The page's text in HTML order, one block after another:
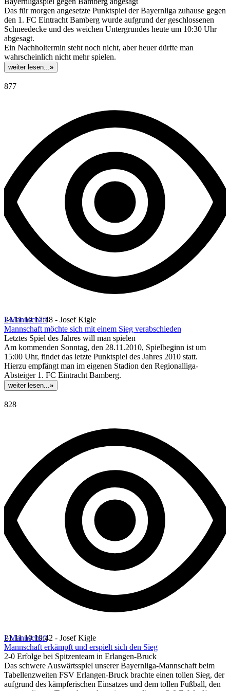
Das für morgen angesetzte Punktspiel der Bayernliga zuhause gegen
den 1. FC Eintracht Bamberg wurde aufgrund der geschlossenen
Schneedecke und des weichen Untergrundes heute um 10:30 Uhr
abgesagt.
Ein Nachholtermin steht noch nicht, aber heuer dürfte man
wahrscheinlich nicht mehr spielen.
weiter lesen...»
877
I-Mannschaft
24.11.10 17:48 - Josef Kigle
Mannschaft möchte sich mit einem Sieg verabschieden
Letztes Spiel des Jahres will man spielen
Am kommenden Sonntag, den 28.11.2010, Spielbeginn ist um
15:00 Uhr, findet das letzte Punktspiel des Jahres 2010 statt.
Hierzu empfängt man im eigenen Stadion den Regionalliga-
Absteiger 1. FC Eintracht Bamberg.
weiter lesen...»
828
I-Mannschaft
21.11.10 19:42 - Josef Kigle
Mannschaft erkämpft und erspielt sich den Sieg
2-0 Erfolge bei Spitzenteam in Erlangen-Bruck
Das schwere Auswärtsspiel unserer Bayernliga-Mannschaft beim
Tabellenzweiten FSV Erlangen-Bruck brachte einen tollen Sieg, der
aufgrund des kämpferischen Einsatzes und dem tollen Fußball, den